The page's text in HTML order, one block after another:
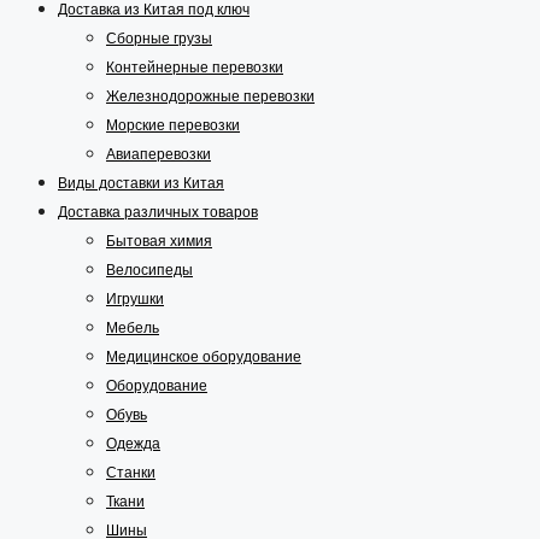
Доставка из Китая под ключ
Сборные грузы
Контейнерные перевозки
Железнодорожные перевозки
Морские перевозки
Авиаперевозки
Виды доставки из Китая
Доставка различных товаров
Бытовая химия
Велосипеды
Игрушки
Мебель
Медицинское оборудование
Оборудование
Обувь
Одежда
Станки
Ткани
Шины